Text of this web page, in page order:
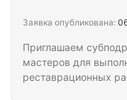
Приглашаем
мастеров для
реставрационных
Заявка опубликована: